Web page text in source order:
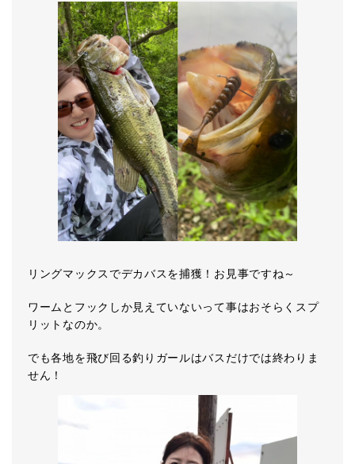
リングマックスでデカバスを捕獲！お見事ですね～
ワームとフックしか見えていないって事はおそらくスプ
リットなのか。
でも各地を飛び回る釣りガールはバスだけでは終わりま
せん！